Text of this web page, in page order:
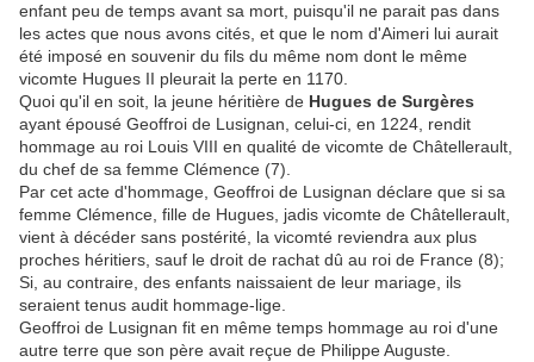
enfant peu de temps avant sa mort, puisqu'il ne parait pas dans
les actes que nous avons cités, et que le nom d'Aimeri lui aurait
été imposé en souvenir du fils du même nom dont le même
vicomte Hugues II pleurait la perte en 1170.
Quoi qu'il en soit, la jeune héritière de Hugues de Surgères
ayant épousé Geoffroi de Lusignan, celui-ci, en 1224, rendit
hommage au roi Louis VIII en qualité de vicomte de Châtellerault,
du chef de sa femme Clémence (7).
Par cet acte d'hommage, Geoffroi de Lusignan déclare que si sa
femme Clémence, fille de Hugues, jadis vicomte de Châtellerault,
vient à décéder sans postérité, la vicomté reviendra aux plus
proches héritiers, sauf le droit de rachat dû au roi de France (8);
Si, au contraire, des enfants naissaient de leur mariage, ils
seraient tenus audit hommage-lige.
Geoffroi de Lusignan fit en même temps hommage au roi d'une
autre terre que son père avait reçue de Philippe Auguste.